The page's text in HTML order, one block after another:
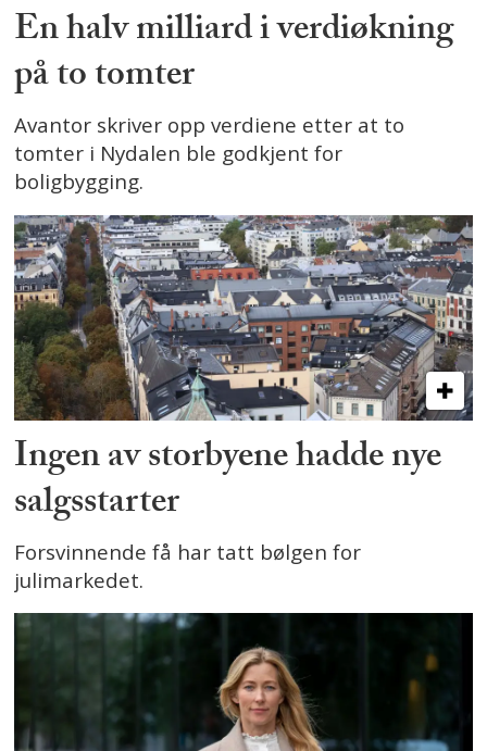
En halv milliard i verdiøkning
på to tomter
Avantor skriver opp verdiene etter at to
tomter i Nydalen ble godkjent for
boligbygging.
Ingen av storbyene hadde nye
salgsstarter
Forsvinnende få har tatt bølgen for
julimarkedet.